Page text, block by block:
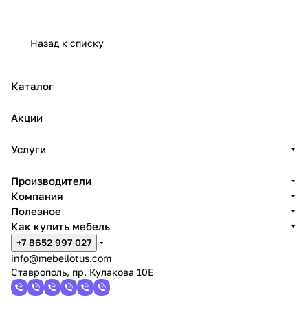
Назад к списку
Каталог
Акции
Услуги
Производители
Компания
Полезное
Как купить мебель
+7 8652 997 027
info@mebellotus.com
Ставрополь, пр. Кулакова 10Е